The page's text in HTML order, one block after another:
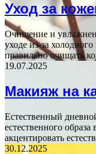
Уход за
Очищение и
уходе из-за
правильно очищать
19.07.2025
Макияж на
Естественный
естественного
акцентировать
30.12.2025